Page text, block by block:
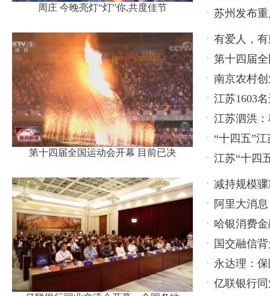
周庄 今晚亮灯“灯”你,共度佳节
苏州发布
第十四届全国运动会开幕 目前已决
有爱人，
第十四届
南京农村
江苏1603
江苏泗洪
“十四五”
江苏“十四
减持规模
持，还有
阿里大消
哈银消费
国交融信
永达理：
亿联银行